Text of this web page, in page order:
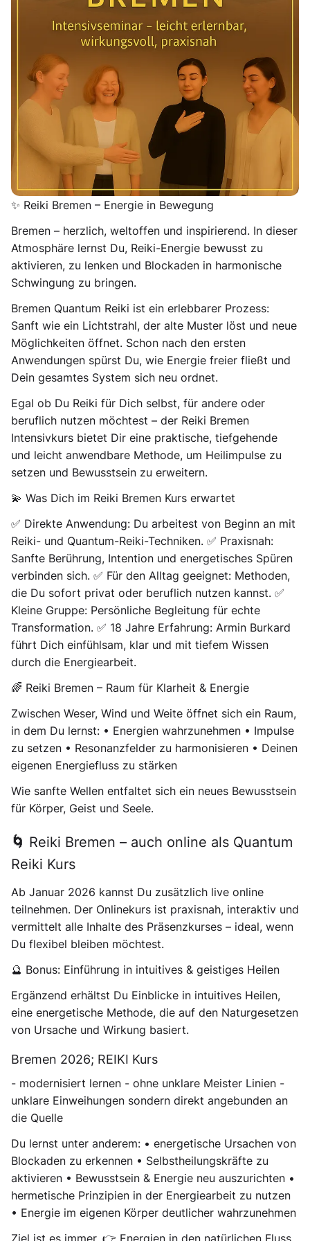
Hannover - Bremen - Münster - Köln - Berlin ) ➡️
18.-19. JULI 2026 📍 Bremen | Gute Anbindung &
kostenlose Parkplätze
Erlebe Reiki in Bremen in einer modernen, kraftvollen
Form: Bremen Quantum Reiki verbindet traditionelles
Reiki mit neuen energetischen Bewusstseinsmethoden
und öffnet Dir den Zugang zu einem erweiterten
Energiefeld, in dem Heilung, Klarheit und innere
Balance entstehen.
✨ Reiki Bremen – Energie in Bewegung
Bremen – herzlich, weltoffen und inspirierend. In dieser
Atmosphäre lernst Du, Reiki-Energie bewusst zu
aktivieren, zu lenken und Blockaden in harmonische
Schwingung zu bringen.
Bremen Quantum Reiki ist ein erlebbarer Prozess:
Sanft wie ein Lichtstrahl, der alte Muster löst und neue
Möglichkeiten öffnet. Schon nach den ersten
Anwendungen spürst Du, wie Energie freier fließt und
Dein gesamtes System sich neu ordnet.
Egal ob Du Reiki für Dich selbst, für andere oder
beruflich nutzen möchtest – der Reiki Bremen
Intensivkurs bietet Dir eine praktische, tiefgehende
und leicht anwendbare Methode, um Heilimpulse zu
setzen und Bewusstsein zu erweitern.
💫 Was Dich im Reiki Bremen Kurs erwartet
✅ Direkte Anwendung: Du arbeitest von Beginn an mit
Reiki- und Quantum-Reiki-Techniken. ✅ Praxisnah:
Sanfte Berührung, Intention und energetisches Spüren
verbinden sich. ✅ Für den Alltag geeignet: Methoden,
die Du sofort privat oder beruflich nutzen kannst. ✅
Kleine Gruppe: Persönliche Begleitung für echte
Transformation. ✅ 18 Jahre Erfahrung: Armin Burkard
führt Dich einfühlsam, klar und mit tiefem Wissen
durch die Energiearbeit.
🌈 Reiki Bremen – Raum für Klarheit & Energie
Zwischen Weser, Wind und Weite öffnet sich ein Raum,
in dem Du lernst: • Energien wahrzunehmen • Impulse
zu setzen • Resonanzfelder zu harmonisieren • Deinen
eigenen Energiefluss zu stärken
Wie sanfte Wellen entfaltet sich ein neues Bewusstsein
für Körper, Geist und Seele.
🌀 Reiki Bremen – auch online als Quantum
Reiki Kurs
Ab Januar 2026 kannst Du zusätzlich live online
teilnehmen. Der Onlinekurs ist praxisnah, interaktiv und
vermittelt alle Inhalte des Präsenzkurses – ideal, wenn
Du flexibel bleiben möchtest.
🔮 Bonus: Einführung in intuitives & geistiges Heilen
Ergänzend erhältst Du Einblicke in intuitives Heilen,
eine energetische Methode, die auf den Naturgesetzen
von Ursache und Wirkung basiert.
Bremen 2026; REIKI Kurs
- modernisiert lernen - ohne unklare Meister Linien -
unklare Einweihungen sondern direkt angebunden an
die Quelle
Du lernst unter anderem: • energetische Ursachen von
Blockaden zu erkennen • Selbstheilungskräfte zu
aktivieren • Bewusstsein & Energie neu auszurichten •
hermetische Prinzipien in der Energiearbeit zu nutzen
• Energie im eigenen Körper deutlicher wahrzunehmen
Ziel ist es immer, 👉 Energien in den natürlichen Fluss